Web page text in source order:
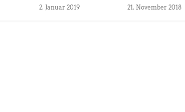
2. Januar 2019 21. November 2018